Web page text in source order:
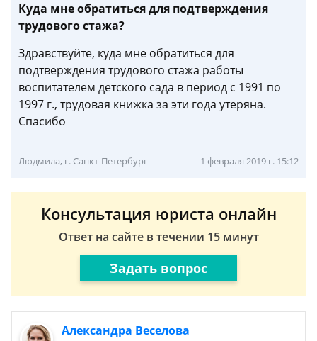
Куда мне обратиться для подтверждения
трудового стажа?
Здравствуйте, куда мне обратиться для
подтверждения трудового стажа работы
воспитателем детского сада в период с 1991 по
1997 г., трудовая книжка за эти года утеряна.
Спасибо
Людмила, г. Санкт-Петербург 1 февраля 2019 г. 15:12
Консультация юриста онлайн
Ответ на сайте в течении 15 минут
Задать вопрос
Александра Веселова